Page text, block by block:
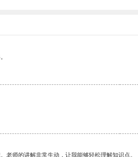
老师的讲解非常生动，让我能够轻松理解知识点。